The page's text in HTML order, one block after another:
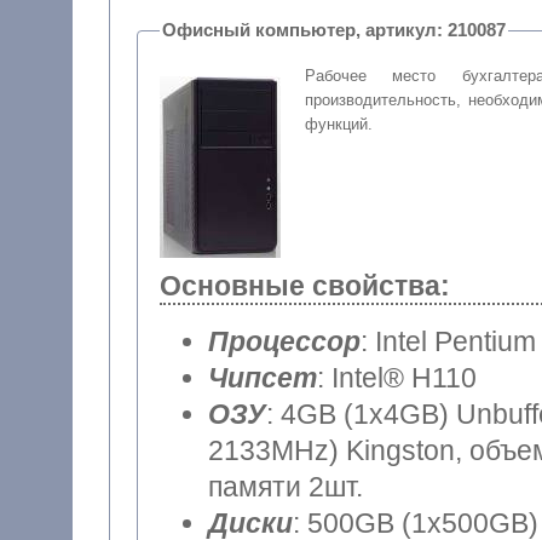
Офисный компьютер, артикул: 210087
Рабочее место
производительность,
функций.
Основные свойства:
Процессор: Intel
Чипсет: Intel® H110
ОЗУ: 4GB (1x4GB)
2133MHz) Kingston,
памяти 2шт.
Диски: 500GB